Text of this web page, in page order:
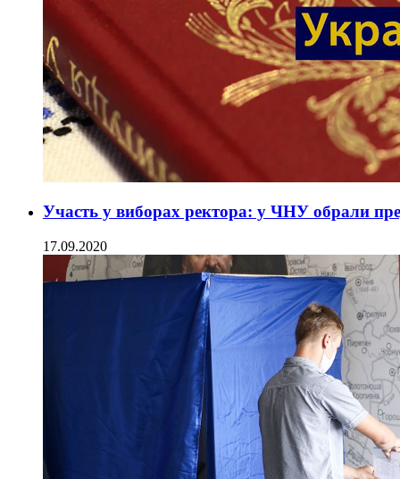
Участь у виборах ректора: у ЧНУ обрали
17.09.2020